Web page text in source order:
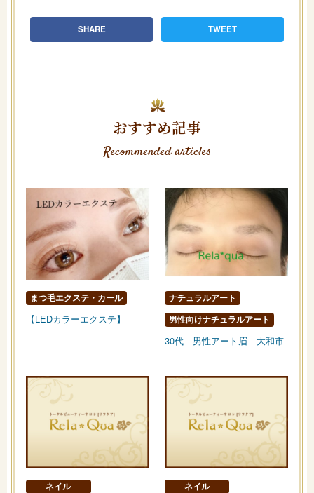
SHARE TWEET
おすすめ記事
Recommended articles
まつ毛エクステ・カール
【LEDカラーエクステ】
ナチュラルアート
男性向けナチュラルアート
30代 男性アート眉 大和市
ネイル ネイル